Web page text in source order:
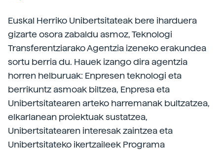
Euskal Herriko Unibertsitateak bere iharduera
gizarte osora zabaldu asmoz, Teknologi
Transferentziarako Agentzia izeneko erakundea
sortu berria du. Hauek izango dira agentzia
horren helburuak: Enpresen teknologi eta
berrikuntz asmoak biltzea, Enpresa eta
Unibertsitatearen arteko harremanak bultzatzea,
elkarlanean proiektuak sustatzea,
Unibertsitatearen interesak zaintzea eta
Unibertsitateko ikertzaileek Programa